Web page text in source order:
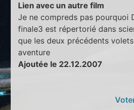
Lien avec un autre film
Je ne compreds pas pourquoi
finale3 est répertorié dans
que les deux précédents
aventure
Ajoutée le 22.12.2007